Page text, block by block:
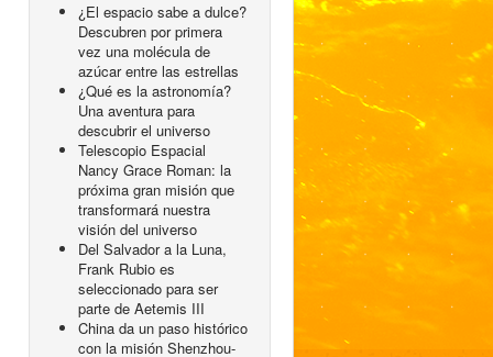
¿El espacio sabe a dulce?
Descubren por primera
vez una molécula de
azúcar entre las estrellas
¿Qué es la astronomía?
Una aventura para
descubrir el universo
Telescopio Espacial
Nancy Grace Roman: la
próxima gran misión que
transformará nuestra
visión del universo
Del Salvador a la Luna,
Frank Rubio es
seleccionado para ser
parte de Aetemis III
China da un paso histórico
con la misión Shenzhou-